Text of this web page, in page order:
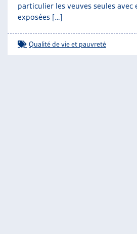
particulier les veuves seules
exposées […]
Qualité de vie et pauvreté